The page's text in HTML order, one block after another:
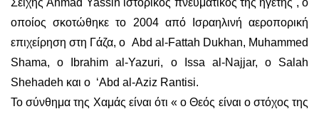
Σείχης Ahmad Yassin ιστορικός πνευματικός της ηγέτης , ο
οποίος σκοτώθηκε το 2004 από Ισραηλινή αεροπορική
επιχείρηση στη Γάζα, ο Abd al-Fattah Dukhan, Muhammed
Shama, ο Ibrahim al-Yazuri, ο Issa al-Najjar, ο Salah
Shehadeh και ο ‘Abd al-Aziz Rantisi.
Το σύνθημα της Χαμάς είναι ότι « ο Θεός είναι ο στόχος της